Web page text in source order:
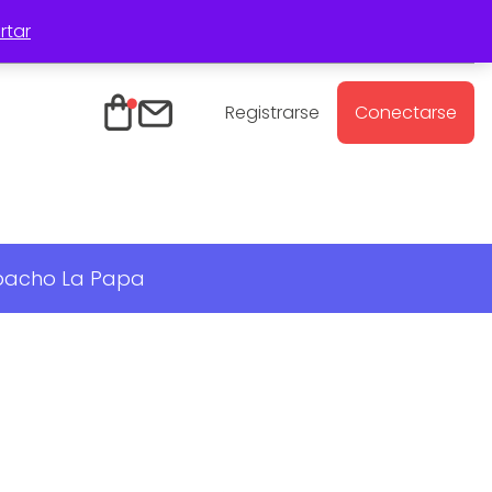
Registrarse Conectarse
La Papa